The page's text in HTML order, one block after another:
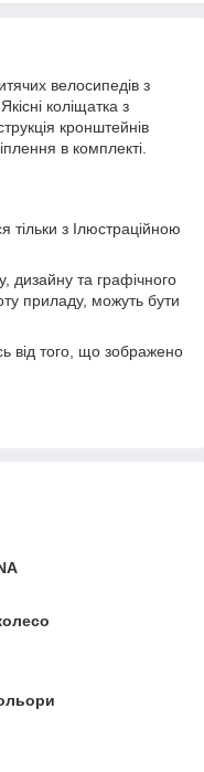
велосипедів з
коліщатка з
кронштейнів
в комплекті.
тільки з Ілюстраційною
дизайну та графічного
приладу, можуть бути
від того, що зображено